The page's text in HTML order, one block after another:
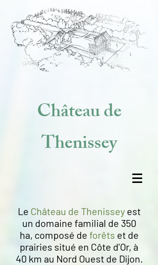
Château de
Thenissey
Le Château de Thenisseyest
un domaine familial de 350
ha, composé de forêts et de
prairies situé en Côte d'Or, à
40 km au Nord Ouest de Dijon.